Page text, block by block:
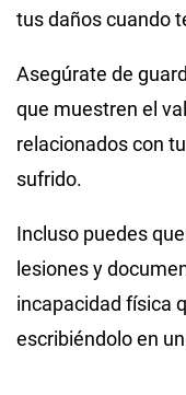
tus daños cuando
Asegúrate de
que muestren el
relacionados con
sufrido.
Incluso puedes
lesiones y
incapacidad física
escribiéndolo en